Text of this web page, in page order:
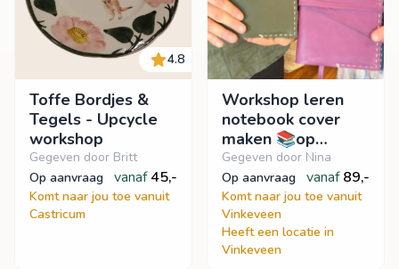
4.8
Toffe Bordjes &
Tegels - Upcycle
workshop
Gegeven door Britt
op aanvraag
vanaf 45,-
Komt naar jou toe vanuit
Castricum
Workshop leren
notebook cover
maken 📚op
locatie
Gegeven door Nina
op aanvraag
vanaf 89,-
Komt naar jou toe vanuit
Vinkeveen
Heeft een locatie in
Vinkeveen